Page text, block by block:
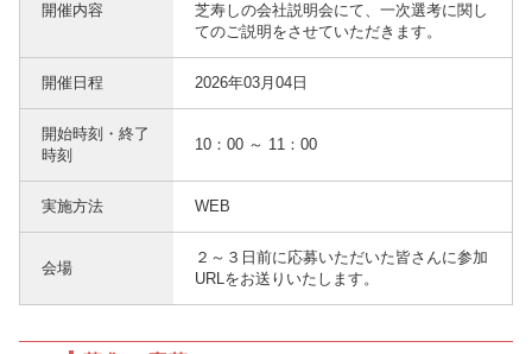
開催内容
芝寿しの会社説明会にて、一次選考に関し
てのご説明をさせていただきます。
開催日程 2026年03月04日
開始時刻・終了
時刻
10：00 ～ 11：00
実施方法 WEB
会場
２～３日前に応募いただいた皆さんに参加
URLをお送りいたします。